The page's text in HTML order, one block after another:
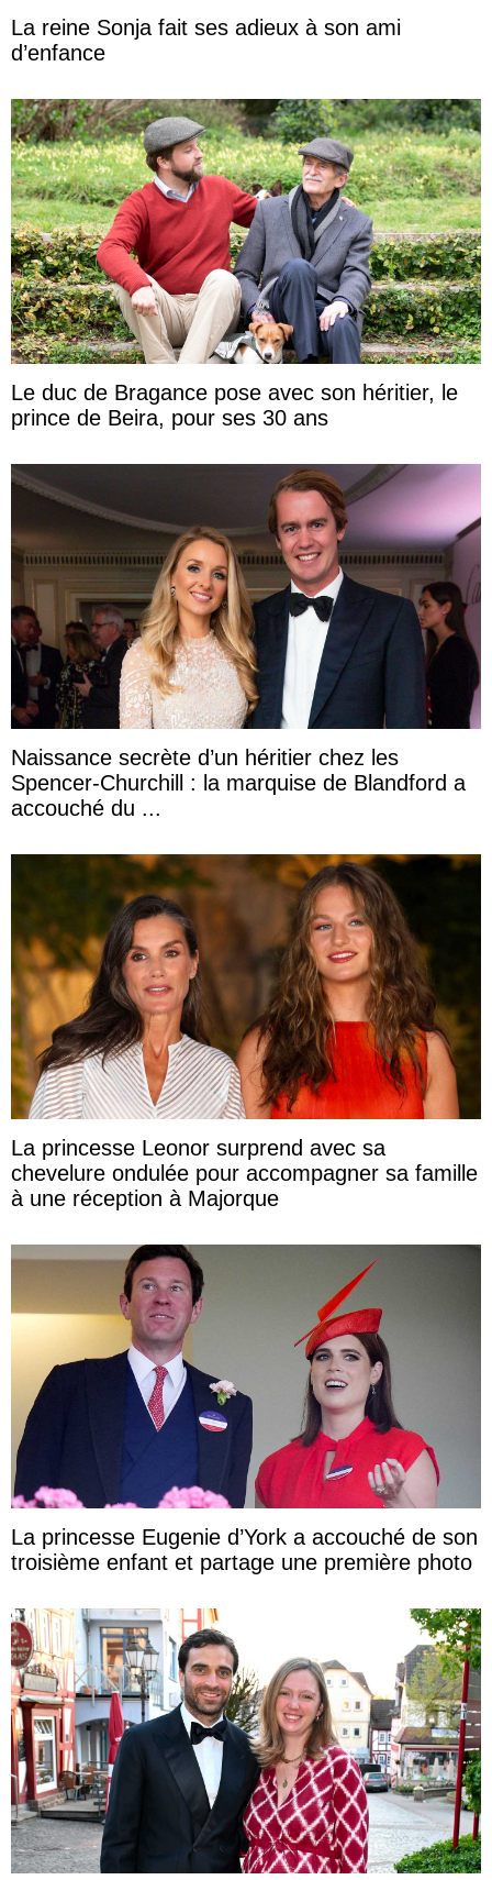
La reine Sonja fait ses adieux à son ami
d’enfance
Le duc de Bragance pose avec son héritier, le
prince de Beira, pour ses 30 ans
Naissance secrète d’un héritier chez les
Spencer-Churchill : la marquise de Blandford a
accouché du ...
La princesse Leonor surprend avec sa
chevelure ondulée pour accompagner sa famille
à une réception à Majorque
La princesse Eugenie d’York a accouché de son
troisième enfant et partage une première photo